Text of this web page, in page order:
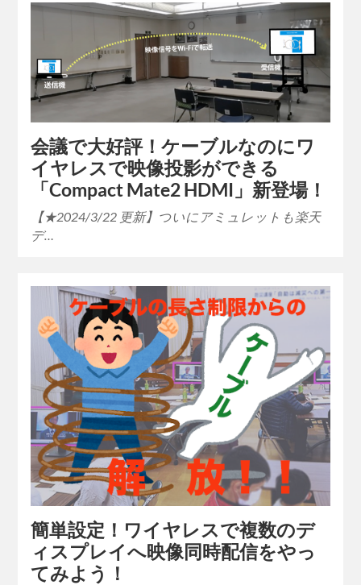
会議で大好評！ケーブルなのにワ
イヤレスで映像投影ができる
「Compact Mate2 HDMI」新登場！
【★2024/3/22 更新】ついにアミュレットも楽天
デ…
簡単設定！ワイヤレスで複数のデ
ィスプレイへ映像同時配信をやっ
てみよう！